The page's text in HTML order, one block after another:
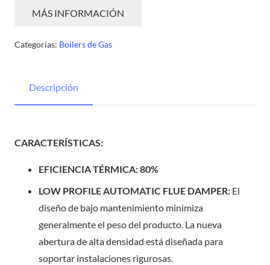
MÁS INFORMACIÓN
Categorías: Boilers de Gas
Descripción
CARACTERÍSTICAS:
EFICIENCIA TÉRMICA: 80%
LOW PROFILE AUTOMATIC FLUE DAMPER: El
diseño de bajo mantenimiento minimiza
generalmente el peso del producto. La nueva
abertura de alta densidad está diseñada para
soportar instalaciones rigurosas.